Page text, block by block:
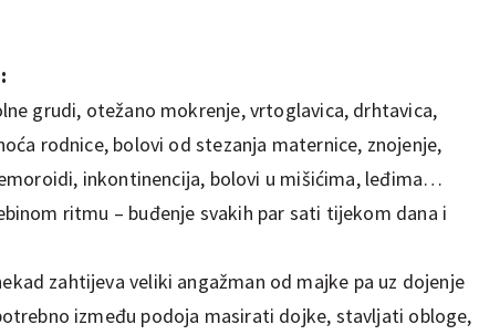
grudi, otežano mokrenje, vrtoglavica, drhtavica,
rodnice, bolovi od stezanja maternice, znojenje,
inkontinencija, bolovi u mišićima, leđima…
ritmu – buđenje svakih par sati tijekom dana i
zahtijeva veliki angažman od majke pa uz dojenje
između podoja masirati dojke, stavljati obloge,